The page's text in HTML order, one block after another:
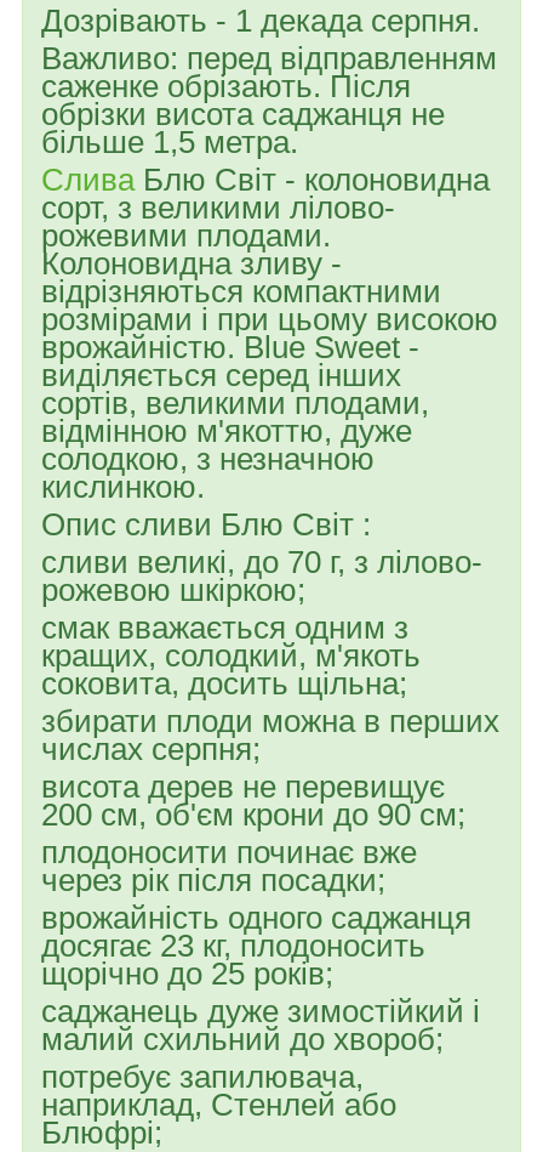
Дозрівають - 1 декада серпня.
Важливо: перед відправленням
саженке обрізають. Після
обрізки висота саджанця не
більше 1,5 метра.
СливаБлю Світ - колоновидна
сорт, з великими лілово-
рожевими плодами.
Колоновидна зливу -
відрізняються компактними
розмірами і при цьому високою
врожайністю. Blue Sweet -
виділяється серед інших
сортів, великими плодами,
відмінною м'якоттю, дуже
солодкою, з незначною
кислинкою.
Опис сливи Блю Світ :
сливи великі, до 70 г, з лілово-
рожевою шкіркою;
смак вважається одним з
кращих, солодкий, м'якоть
соковита, досить щільна;
збирати плоди можна в перших
числах серпня;
висота дерев не перевищує
200 см, об'єм крони до 90 см;
плодоносити починає вже
через рік після посадки;
врожайність одного саджанця
досягає 23 кг, плодоносить
щорічно до 25 років;
саджанець дуже зимостійкий і
малий схильний до хвороб;
потребує запилювача,
наприклад, Стенлей або
Блюфрі;